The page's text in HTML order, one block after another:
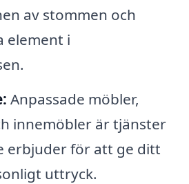
av stommen och
element i
Anpassade möbler,
innemöbler är tjänster
erbjuder för att ge ditt
uttryck.